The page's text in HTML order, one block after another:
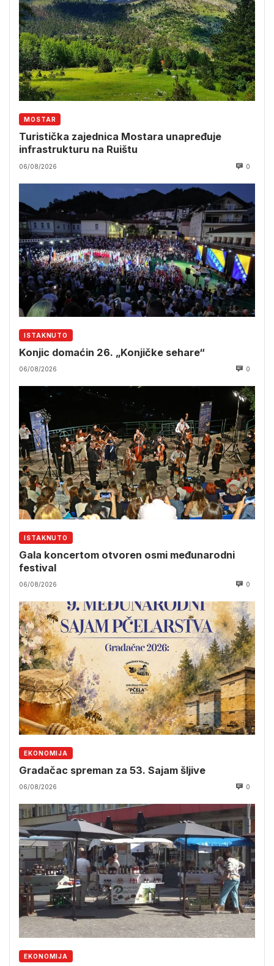
MOSTAR
Turistička zajednica Mostara unapređuje
infrastrukturu na Ruištu
06/08/2026 0
ISTAKNUTO
Konjic domaćin 26. „Konjičke sehare“
06/08/2026 0
ISTAKNUTO
Gala koncertom otvoren osmi međunarodni
festival
06/08/2026 0
EKONOMIJA
Gradačac spreman za 53. Sajam šljive
06/08/2026 0
EKONOMIJA